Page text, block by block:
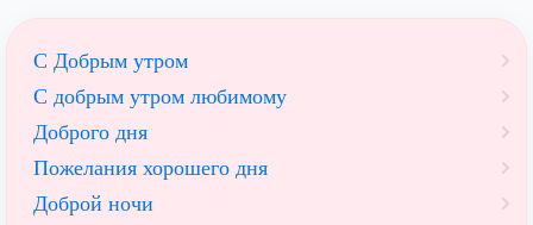
С Добрым утром
C добрым утром любимому
Доброго дня
Пожелания хорошего дня
Доброй ночи